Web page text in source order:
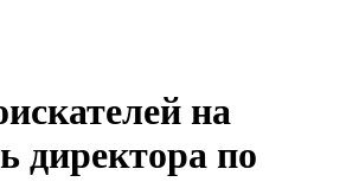
на
директора по